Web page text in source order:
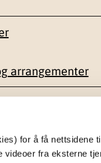
for å få nettsidene
videoer fra eksterne
arrangementer
22 59 55